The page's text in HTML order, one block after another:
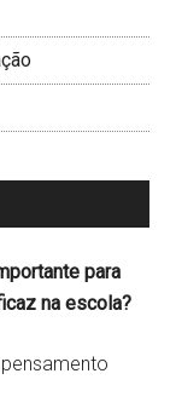
para
na escola?